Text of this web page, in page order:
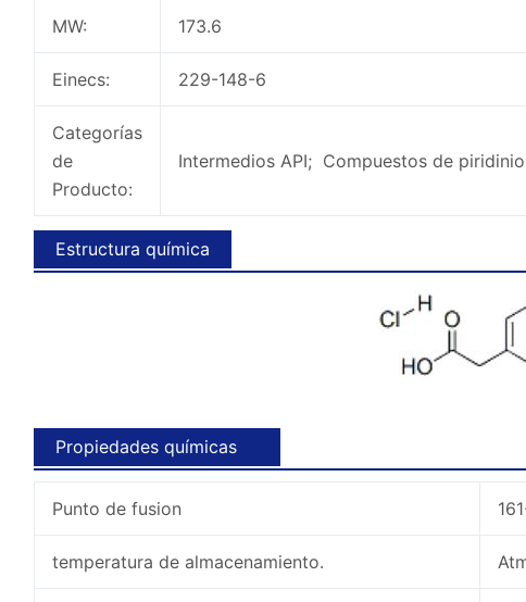
MW: 173.6
Einecs: 229-148-6
Categorías
de
Producto:
Intermedios API; Compuestos de
Estructura química
Propiedades químicas
Punto de fusion
temperatura de almacenamiento.